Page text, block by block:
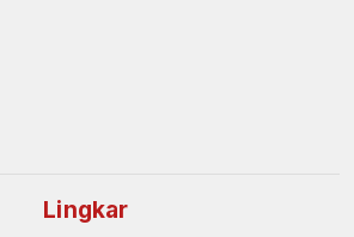
Lingkar